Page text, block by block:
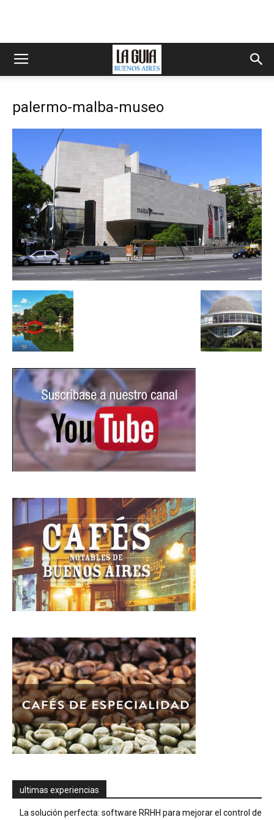
palermo-malba-museo
ultimas experiencias
La solución perfecta: software RRHH para mejorar el control de